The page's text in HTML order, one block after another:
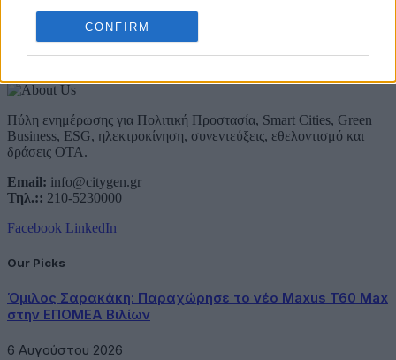
CONFIRM
About Us
Πύλη ενημέρωσης για Πολιτική Προστασία, Smart Cities, Green
Business, ESG, ηλεκτροκίνηση, συνεντεύξεις, εθελοντισμό και
δράσεις ΟΤΑ.
Email: info@citygen.gr
Τηλ.:: 210-5230000
Facebook LinkedIn
Our Picks
Όμιλος Σαρακάκη: Παραχώρησε το νέο Maxus T60 Max
στην ΕΠΟΜΕΑ Βιλίων
6 Αυγούστου 2026